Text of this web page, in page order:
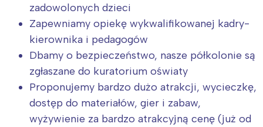
zadowolonych dzieci
Zapewniamy opiekę wykwalifikowanej kadry-
kierownika i pedagogów
Dbamy o bezpieczeństwo, nasze półkolonie są
zgłaszane do kuratorium oświaty
Proponujemy bardzo dużo atrakcji, wycieczkę,
dostęp do materiałów, gier i zabaw,
wyżywienie za bardzo atrakcyjną cenę (już od